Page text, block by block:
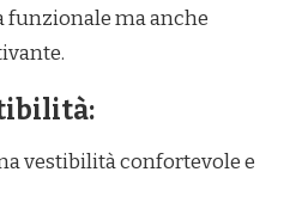
funzionale ma anche
vestibilità confortevole e